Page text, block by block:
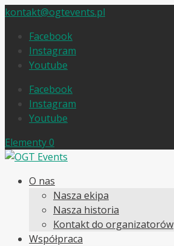
kontakt@ogtevents.pl
Facebook
Instagram
Youtube
Facebook
Instagram
Youtube
Elementy 0
O nas
Nasza ekipa
Nasza historia
Kontakt do organizatorów
Współpraca